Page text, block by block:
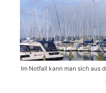
Im Notfall kann man sich aus